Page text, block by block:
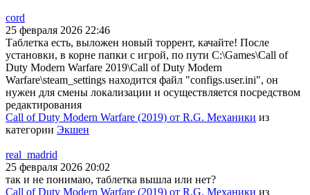
cord
25 февраля 2026 22:46
Таблетка есть, выложен новый торрент, качайте! После
установки, в корне папки с игрой, по пути C:\Games\Call of
Duty Modern Warfare 2019\Call of Duty Modern
Warfare\steam_settings находится файл "configs.user.ini", он
нужен для смены локализации и осуществляется посредством
редактирования
Call of Duty Modern Warfare (2019) от R.G. Механики из
категории Экшен
real_madrid
25 февраля 2026 20:02
так и не понимаю, таблетка вышла или нет?
Call of Duty Modern Warfare (2019) от R.G. Механики из